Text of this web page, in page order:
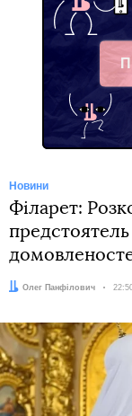
Новини
Філарет:
Автор:
Олег Панфілович